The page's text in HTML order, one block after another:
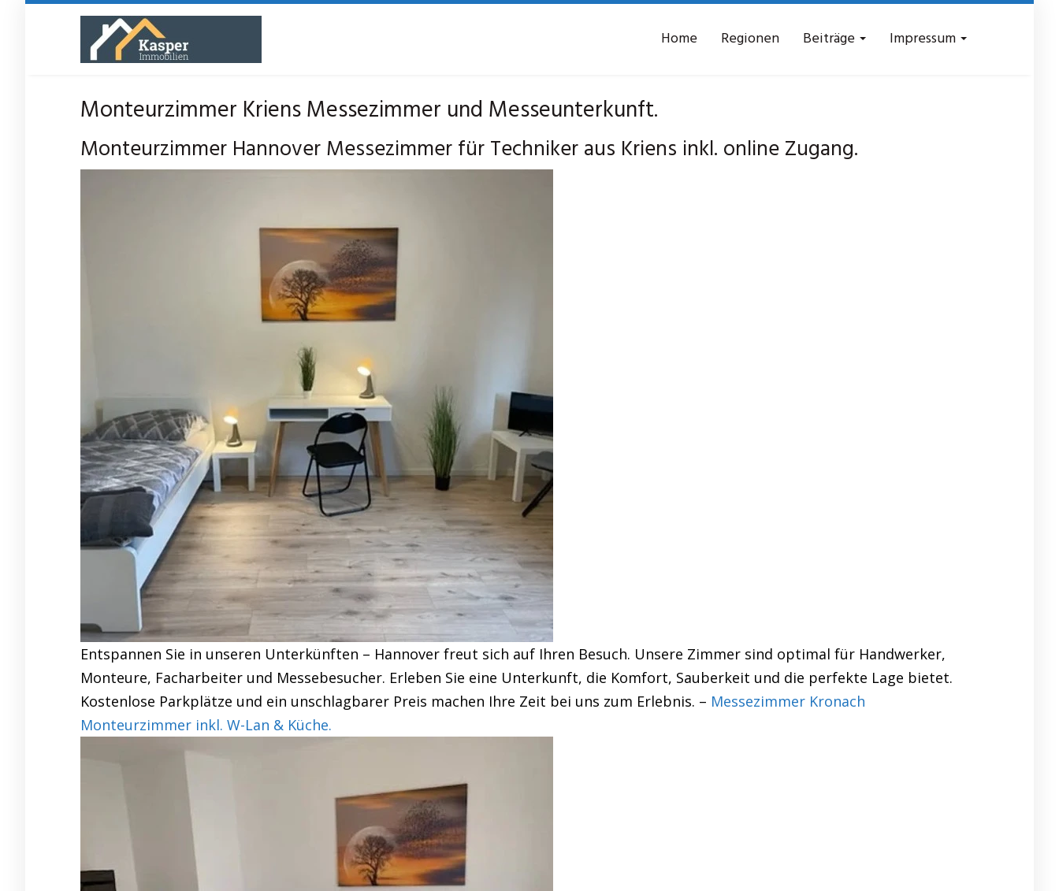
Home Regionen Beiträge Impressum
Monteurzimmer Kriens Messezimmer und Messeunterkunft.
Monteurzimmer Hannover Messezimmer für Techniker aus Kriens inkl. online Zugang.
Entspannen Sie in unseren Unterkünften – Hannover freut sich auf Ihren Besuch. Unsere Zimmer sind optimal für Handwerker,
Monteure, Facharbeiter und Messebesucher. Erleben Sie eine Unterkunft, die Komfort, Sauberkeit und die perfekte Lage bietet.
Kostenlose Parkplätze und ein unschlagbarer Preis machen Ihre Zeit bei uns zum Erlebnis. – Messezimmer Kronach
Monteurzimmer inkl. W-Lan & Küche.